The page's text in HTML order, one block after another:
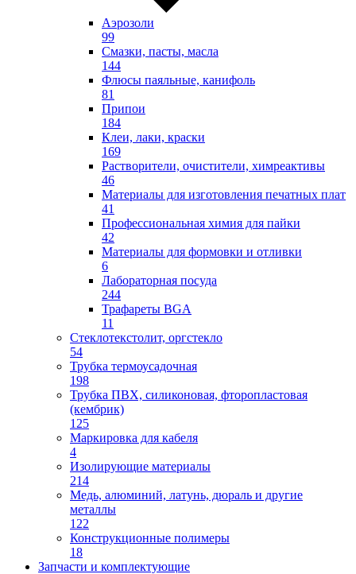
Аэрозоли
99
Смазки, пасты, масла
144
Флюсы паяльные, канифоль
81
Припои
184
Клеи, лаки, краски
169
Растворители, очистители, химреактивы
46
Материалы для изготовления печатных плат
41
Профессиональная химия для пайки
42
Материалы для формовки и отливки
6
Лабораторная посуда
244
Трафареты BGA
11
Стеклотекстолит, оргстекло
54
Трубка термоусадочная
198
Трубка ПВХ, силиконовая, фторопластовая
(кембрик)
125
Маркировка для кабеля
4
Изолирующие материалы
214
Медь, алюминий, латунь, дюраль и другие
металлы
122
Конструкционные полимеры
18
Запчасти и комплектующие